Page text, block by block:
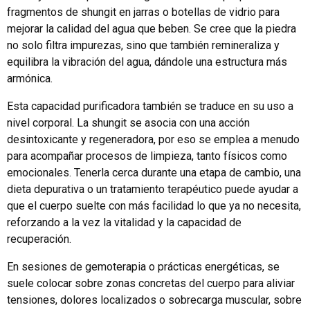
fragmentos de shungit en jarras o botellas de vidrio para
mejorar la calidad del agua que beben. Se cree que la piedra
no solo filtra impurezas, sino que también remineraliza y
equilibra la vibración del agua, dándole una estructura más
armónica.
Esta capacidad purificadora también se traduce en su uso a
nivel corporal. La shungit se asocia con una acción
desintoxicante y regeneradora, por eso se emplea a menudo
para acompañar procesos de limpieza, tanto físicos como
emocionales. Tenerla cerca durante una etapa de cambio, una
dieta depurativa o un tratamiento terapéutico puede ayudar a
que el cuerpo suelte con más facilidad lo que ya no necesita,
reforzando a la vez la vitalidad y la capacidad de
recuperación.
En sesiones de gemoterapia o prácticas energéticas, se
suele colocar sobre zonas concretas del cuerpo para aliviar
tensiones, dolores localizados o sobrecarga muscular, sobre